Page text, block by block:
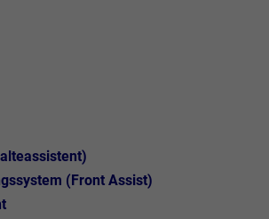
(Front Assist)